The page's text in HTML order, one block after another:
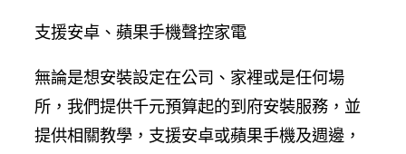
支援安卓、蘋果手機聲控家電
無論是想安裝設定在公司、家裡或是任何場
所，我們提供千元預算起的到府安裝服務，並
提供相關教學，支援安卓或蘋果手機及週邊，